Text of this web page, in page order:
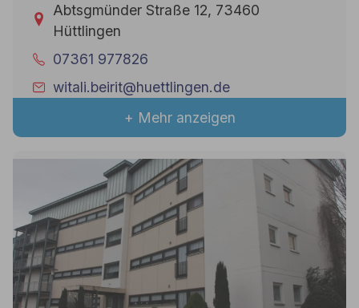
Abtsgmünder Straße 12, 73460
Hüttlingen
07361 977826
witali.beirit@huettlingen.de
+ Mehr anzeigen